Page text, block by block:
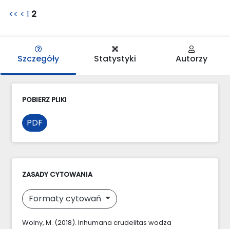
<< < 1 2
Szczegóły Statystyki Autorzy
POBIERZ PLIKI
PDF
ZASADY CYTOWANIA
Formaty cytowań
Wolny, M. (2018). Inhumana crudelitas wodza